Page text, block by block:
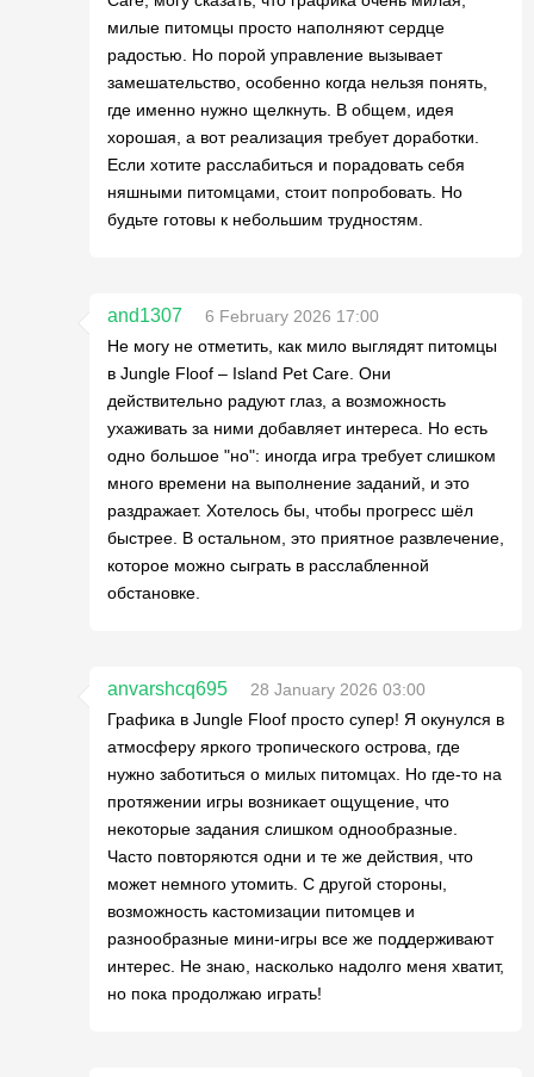
милые питомцы просто наполняют сердце
радостью. Но порой управление вызывает
замешательство, особенно когда нельзя понять,
где именно нужно щелкнуть. В общем, идея
хорошая, а вот реализация требует доработки.
Если хотите расслабиться и порадовать себя
няшными питомцами, стоит попробовать. Но
будьте готовы к небольшим трудностям.
and1307
6 February 2026 17:00
Не могу не отметить, как мило выглядят питомцы
в Jungle Floof – Island Pet Care. Они
действительно радуют глаз, а возможность
ухаживать за ними добавляет интереса. Но есть
одно большое "но": иногда игра требует слишком
много времени на выполнение заданий, и это
раздражает. Хотелось бы, чтобы прогресс шёл
быстрее. В остальном, это приятное развлечение,
которое можно сыграть в расслабленной
обстановке.
anvarshcq695
28 January 2026 03:00
Графика в Jungle Floof просто супер! Я окунулся в
атмосферу яркого тропического острова, где
нужно заботиться о милых питомцах. Но где-то на
протяжении игры возникает ощущение, что
некоторые задания слишком однообразные.
Часто повторяются одни и те же действия, что
может немного утомить. С другой стороны,
возможность кастомизации питомцев и
разнообразные мини-игры все же поддерживают
интерес. Не знаю, насколько надолго меня хватит,
но пока продолжаю играть!